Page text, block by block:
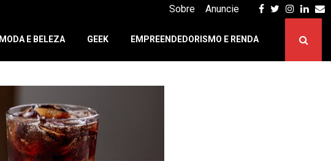
Facebook
Twitter
Sobre Anuncie
MODA E BELEZA GEEK EMPREENDEDORISMO E RENDA